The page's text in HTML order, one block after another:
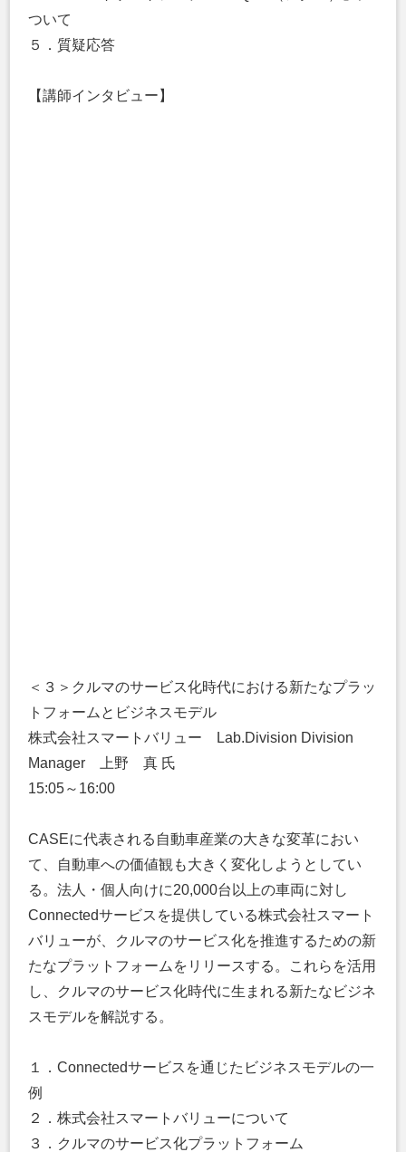
ついて
５．質疑応答
【講師インタビュー】
＜３＞クルマのサービス化時代における新たなプラッ
トフォームとビジネスモデル
株式会社スマートバリュー Lab.Division Division
Manager 上野 真 氏
15:05～16:00
CASEに代表される自動車産業の大きな変革におい
て、自動車への価値観も大きく変化しようとしてい
る。法人・個人向けに20,000台以上の車両に対し
Connectedサービスを提供している株式会社スマート
バリューが、クルマのサービス化を推進するための新
たなプラットフォームをリリースする。これらを活用
し、クルマのサービス化時代に生まれる新たなビジネ
スモデルを解説する。
１．Connectedサービスを通じたビジネスモデルの一
例
２．株式会社スマートバリューについて
３．クルマのサービス化プラットフォーム